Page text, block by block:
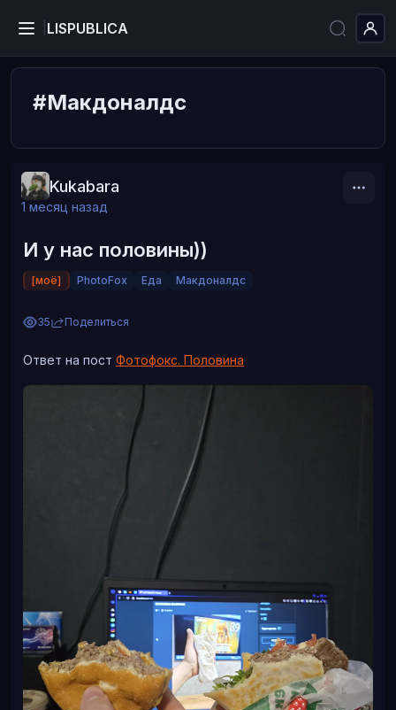
LISPUBLICA
#Макдоналдс
Kukabara
1 месяц назад
И у нас половины))
[моё] PhotoFox Еда Макдоналдс
35 Поделиться
Ответ на пост Фотофокс. Половина